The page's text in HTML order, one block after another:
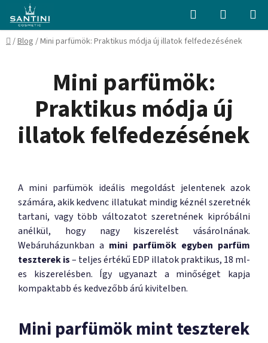
fő
tartalomhoz
Keresés KOSÁR
Kezdőlap
/Blog /Mini parfümök: Praktikus módja új illatok felfedezésének
Mini parfümök:
Praktikus módja új
illatok felfedezésének
A mini parfümök ideális megoldást jelentenek azok
számára, akik kedvenc illatukat mindig kéznél szeretnék
tartani, vagy több változatot szeretnének kipróbálni
anélkül, hogy nagy kiszerelést vásárolnának.
Webáruházunkban a mini parfümök egyben parfüm
teszterek is– teljes értékű EDP illatok praktikus, 18 ml-
es kiszerelésben. Így ugyanazt a minőséget kapja
kompaktabb és kedvezőbb árú kivitelben.
Mini parfümök mint teszterek